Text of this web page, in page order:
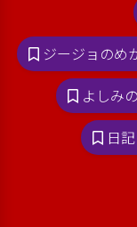
ジージョのめ
よしみ
日